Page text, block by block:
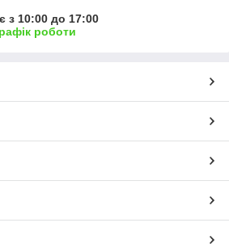
з 10:00 до 17:00
роботи